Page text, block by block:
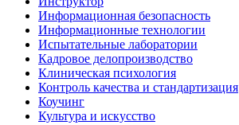
Информационная безопасность
Информационные технологии
Испытательные лаборатории
Кадровое делопроизводство
Клиническая психология
Контроль качества и стандартизация
Коучинг
Культура и искусство